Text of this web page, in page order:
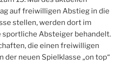
auf freiwilligen Abstieg in die
stellen, werden dort im
sportliche Absteiger behandelt.
die einen freiwilligen
der neuen Spielklasse „on top“